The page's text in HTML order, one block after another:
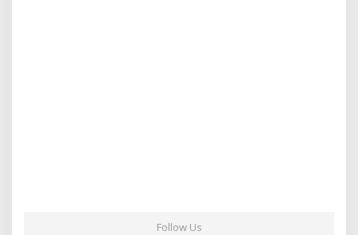
Follow Us